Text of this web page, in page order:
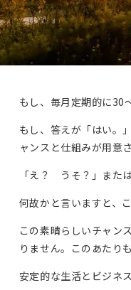
もし、毎月定期的に30
もし、答えが「はい。
ャンスと仕組みが用意
「え？ うそ？」また
何故かと言いますと、
この素晴らしいチャン
りません。このあたり
安定的な生活とビジネ